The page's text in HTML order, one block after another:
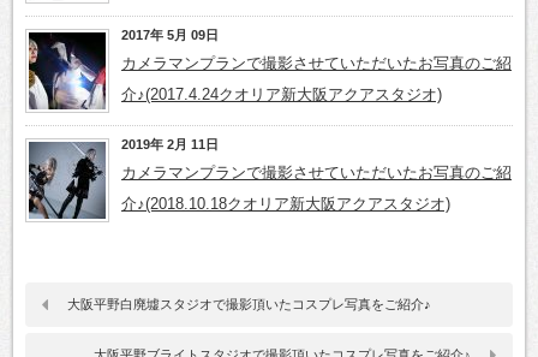
2017年 5月 09日
カメラマンプランで撮影させていただいたお写真のご紹
介♪(2017.4.24クオリア新大阪アクアスタジオ)
2019年 2月 11日
カメラマンプランで撮影させていただいたお写真のご紹
介♪(2018.10.18クオリア新大阪アクアスタジオ)
大阪平野白廃墟スタジオで撮影頂いたコスプレ写真をご紹介♪